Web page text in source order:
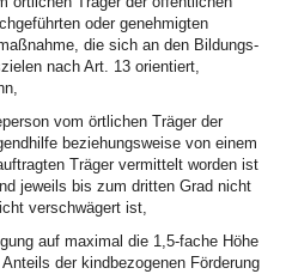
oder genehmigten
die sich an den Bildungs-
nach Art. 13 orientiert,
vom örtlichen Träger der
beziehungsweise von einem
Träger vermittelt worden ist
jeweils bis zum dritten Grad nicht
verschwägert ist,
auf maximal die 1,5-fache Höhe
der kindbezogenen Förderung